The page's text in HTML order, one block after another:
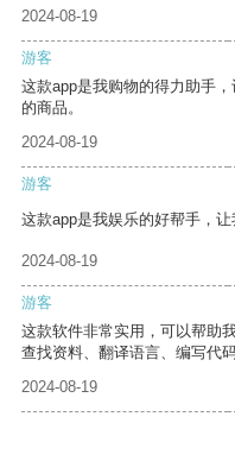
2024-08-19
游客
这款app是我购物的得力助手
的商品。
2024-08-19
游客
这款app是我娱乐的好帮手，
2024-08-19
游客
这款软件非常实用，可以帮助
查找资料、翻译语言、编写代码
2024-08-19